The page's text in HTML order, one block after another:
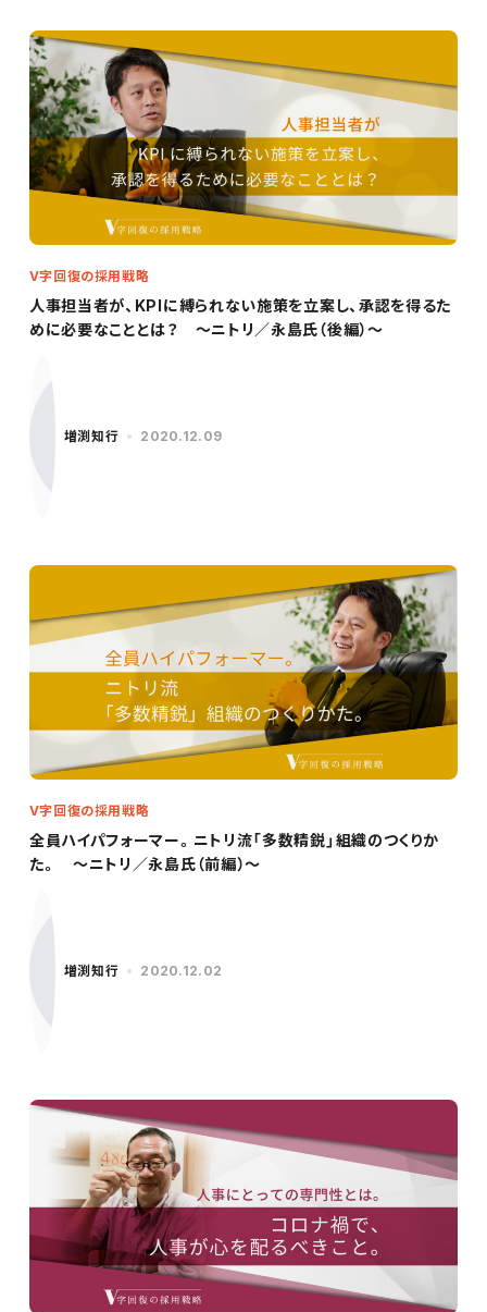
人事担当者が、KPIに縛られない施策を立案し、承認を得るた
めに必要なこととは？ ～ニトリ／永島氏（後編）～
V字回復の採用戦略
増渕知行 2020.12.09
全員ハイパフォーマー。ニトリ流「多数精鋭」組織のつくりか
た。 ～ニトリ／永島氏（前編）～
V字回復の採用戦略
増渕知行 2020.12.02